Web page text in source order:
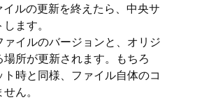
ルの更新を終えたら、中央サ
ます。
ァイルのバージョンと、オリジ
所が更新されます。もちろ
ト時と同様、ファイル自体のコ
ん。